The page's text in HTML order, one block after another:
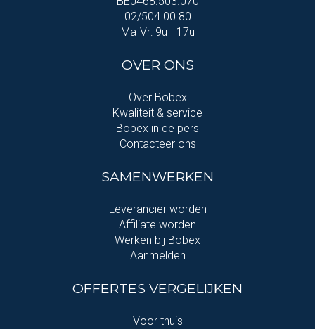
02/504 00 80
Ma-Vr: 9u - 17u
OVER ONS
Over Bobex
Kwaliteit & service
Bobex in de pers
Contacteer ons
SAMENWERKEN
Leverancier worden
Affiliate worden
Werken bij Bobex
Aanmelden
OFFERTES VERGELIJKEN
Voor thuis